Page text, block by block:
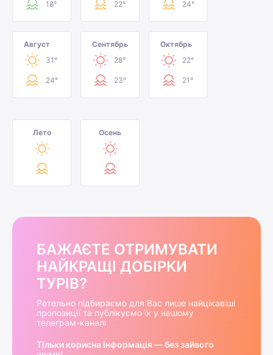
18° 22° 24°
Август
31°
24°
Сентябрь
28°
23°
Октябрь
22°
21°
Лето Осень
БАЖАЄТЕ ОТРИМУВАТИ
НАЙКРАЩІ ДОБІРКИ
ТУРІВ?
Ретельно підбираємо для Вас лише найцікавіші
пропозиції та публікуємо їх у нашому
телеграм-каналі
Тільки корисна інформація — без зайвого